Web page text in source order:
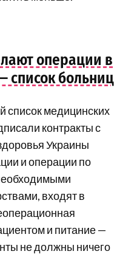
операции в
список больниц
список медицинских
контракты с
Украины
и операции по
входят в
и питание —
не должны ничего